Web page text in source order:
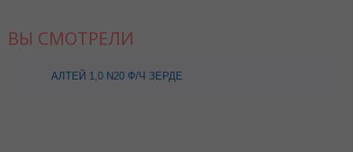
ВЫ СМОТРЕЛИ
АЛТЕЙ 1,0 N20 Ф/Ч ЗЕРДЕ